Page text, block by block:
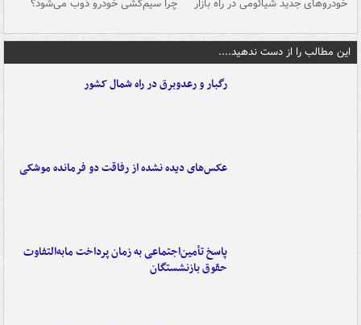
خودروهای جدید شیائومی در راه بازار چرا سیم‌کشی خودرو ذوب می‌شود؟
این مطالب را از دست ندهید....
رگبار و رعدوبرق در راه شمال کشور
عکس‌های دیده نشده از رفاقت دو فرمانده‌ موشکی
پاسخ تأمین‌اجتماعی به زمان پرداخت مابه‌التفاوت
حقوق بازنشستگان